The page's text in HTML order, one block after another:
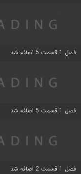
فصل 1 قسمت 5 اضافه شد
فصل 1 قسمت 5 اضافه شد
فصل 1 قسمت 2 اضافه شد